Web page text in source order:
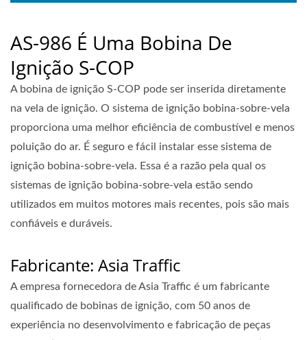
AS-986 É Uma Bobina De
Ignição S-COP
A bobina de ignição S-COP pode ser inserida diretamente
na vela de ignição. O sistema de ignição bobina-sobre-vela
proporciona uma melhor eficiência de combustível e menos
poluição do ar. É seguro e fácil instalar esse sistema de
ignição bobina-sobre-vela. Essa é a razão pela qual os
sistemas de ignição bobina-sobre-vela estão sendo
utilizados em muitos motores mais recentes, pois são mais
confiáveis e duráveis.
Fabricante: Asia Traffic
A empresa fornecedora de Asia Traffic é um fabricante
qualificado de bobinas de ignição, com 50 anos de
experiência no desenvolvimento e fabricação de peças